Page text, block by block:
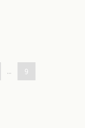
... 9